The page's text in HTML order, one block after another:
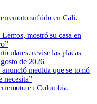
sufrido en Cali:
mostró su casa en
revise las placas
de 2026
medida que se tomó
necesita”
en Colombia: